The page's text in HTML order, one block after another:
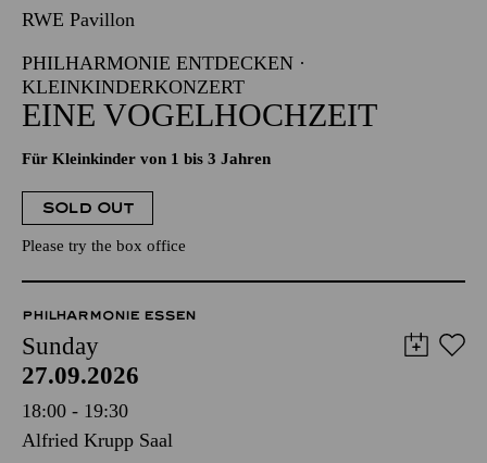
RWE Pavillon
PHILHARMONIE ENTDECKEN ·
KLEINKINDERKONZERT
EINE VOGELHOCHZEIT
Für Kleinkinder von 1 bis 3 Jahren
SOLD OUT
Please try the box office
PHILHARMONIE ESSEN
Sunday
27.09.2026
18:00 - 19:30
Alfried Krupp Saal